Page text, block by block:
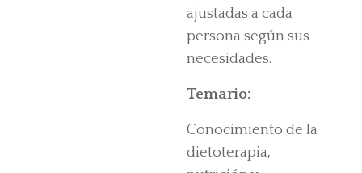
ajustadas a cada
persona según sus
necesidades.
Temario:
Conocimiento de la
dietoterapia,